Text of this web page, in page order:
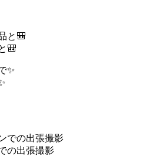
🎒
の出張撮影